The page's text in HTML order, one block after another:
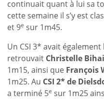
continuait quant à lui sa
cette semaine il s’y est
et 9e sur 1m45.
Un CSI 3* avait également
retrouvait Christelle
1m15, ainsi que François
1m25. Au CSI 2* de
a terminé 5e sur 1m25